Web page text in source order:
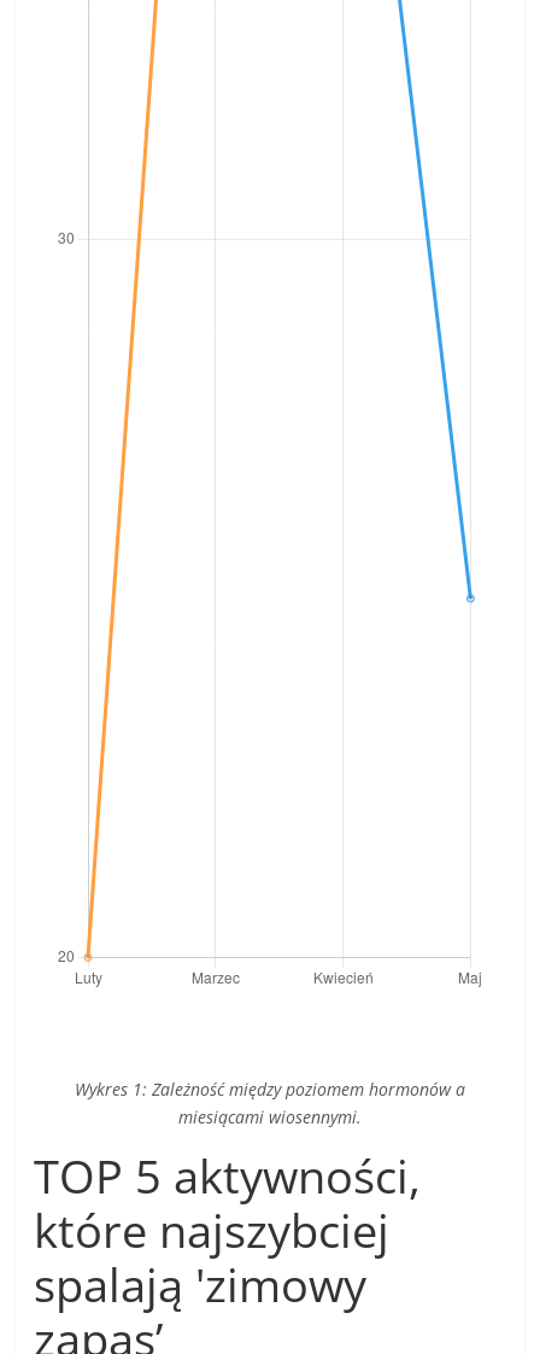
Wykres 1: Zależność między poziomem hormonów a
miesiącami wiosennymi.
TOP 5 aktywności,
które najszybciej
spalają 'zimowy
zapas’